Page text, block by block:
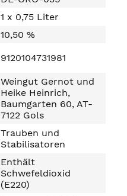
1 x 0,75 Liter
10,50 %
9120104731981
Weingut Gernot und
Heike Heinrich,
Baumgarten 60, AT-
7122 Gols
Trauben und
Stabilisatoren
Enthält
Schwefeldioxid
(E220)